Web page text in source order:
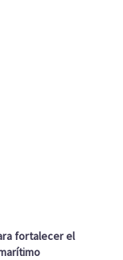
fortalecer el